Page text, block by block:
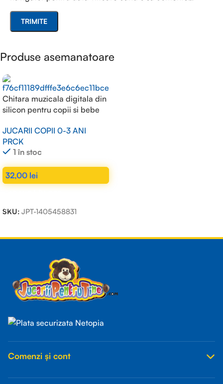
Produse asemanatoare
Chitara muzicala digitala din
silicon pentru copii si bebe
JUCARII COPII 0-3 ANI
PRCK
1 în stoc
32,00 lei
SKU: JPT-1405458831
Comenzi și cont